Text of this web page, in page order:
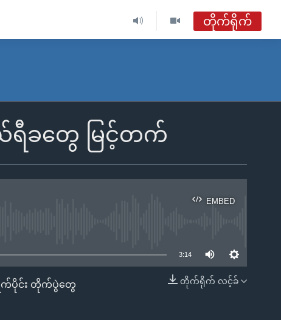
တိုက်ရိုက်
အစီအစဉ်များ
ရေဒီယိုတိုက်ရိုက်နားဆင်ရန်
ရီခတွေ မြင့်တက်
EMBED
EMBED
3:14
တိုက်ရိုက် လင့်ခ်
က်ပိုင်း တိုက်ပွဲတွေ